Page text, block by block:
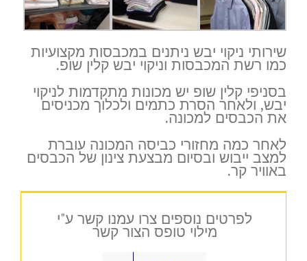
שירותי ניקוי יבש ניתנים במכבסות מקצועיות
כמו רשת המכבסות וניקוי יבש קלין שופ.
בסניפי קלין שופ יש מכונות מתקדמות לניקוי
יבש, ולאחר הסרת כתמים ולכלוך מכניסים
את הכבסים למכונה.
לאחר כמה מחזורי כביסה המכונה עוברת
למצב ייבוש ובסיום מבצעת צינון של הכבסים
באוויר קר.
לפרטים נוספים צרו עמנו קשר ע"י
מילוי טופס הצור קשר